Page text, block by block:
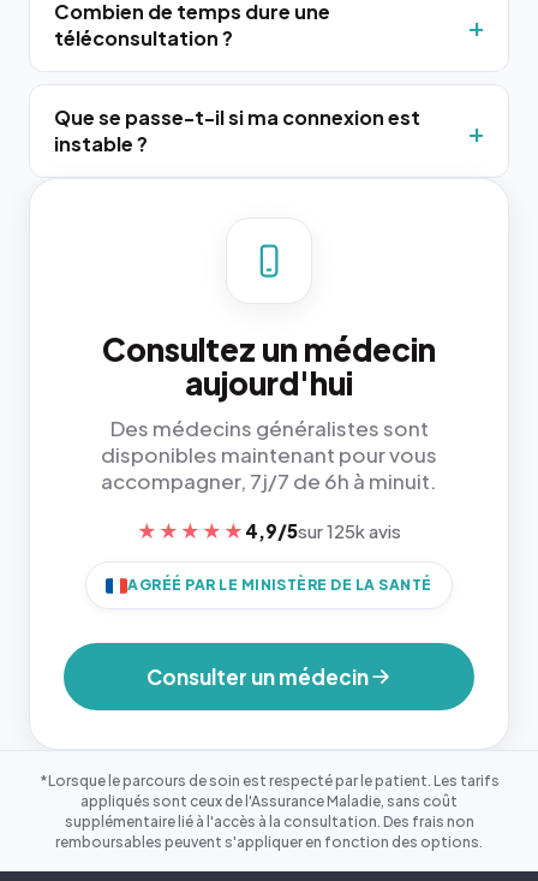
Combien de temps dure une
téléconsultation ?
Que se passe-t-il si ma connexion est
instable ?
Consultez un médecin
aujourd'hui
Des médecins généralistes sont
disponibles maintenant pour vous
accompagner, 7j/7 de 6h à minuit.
★★★★★ 4,9/5sur 125k avis
AGRÉÉ PAR LE MINISTÈRE DE LA SANTÉ
Consulter un médecin
*Lorsque le parcours de soin est respecté par le patient. Les tarifs
appliqués sont ceux de l'Assurance Maladie, sans coût
supplémentaire lié à l'accès à la consultation. Des frais non
remboursables peuvent s'appliquer en fonction des options.